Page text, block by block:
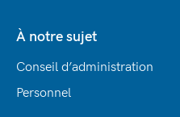
À notre sujet
Conseil d’administration
Personnel